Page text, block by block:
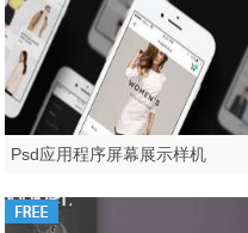
Psd应用程序屏幕展示样机